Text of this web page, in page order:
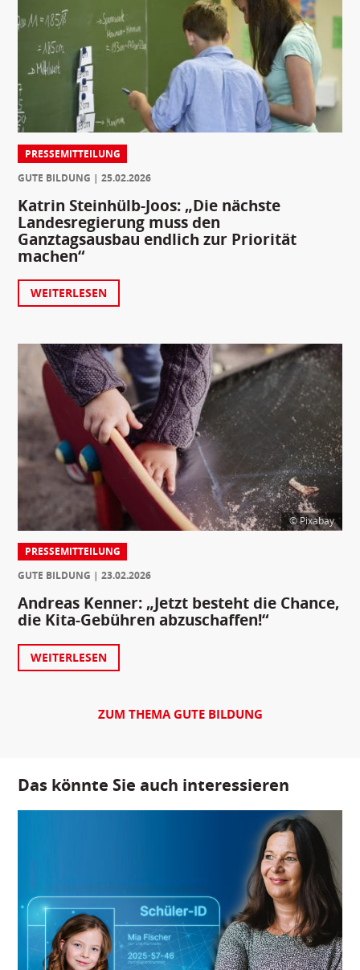
PRESSEMITTEILUNG
GUTE BILDUNG
25.02.2026
Katrin Steinhülb-Joos: „Die nächste
Landesregierung muss den
Ganztagsausbau endlich zur Priorität
machen“
WEITERLESEN
© Pixabay
PRESSEMITTEILUNG
GUTE BILDUNG
23.02.2026
Andreas Kenner: „Jetzt besteht die Chance,
die Kita-Gebühren abzuschaffen!“
WEITERLESEN
ZUM THEMA GUTE BILDUNG
Das könnte Sie auch interessieren